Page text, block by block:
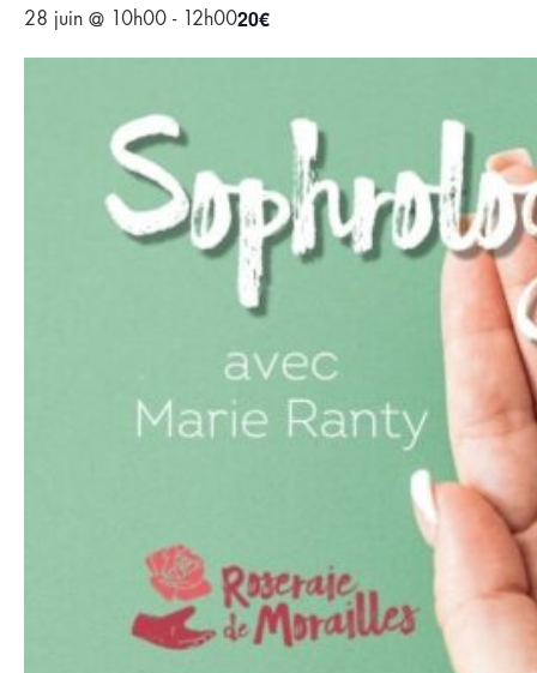
28 juin @ 10h00 - 12h0020€